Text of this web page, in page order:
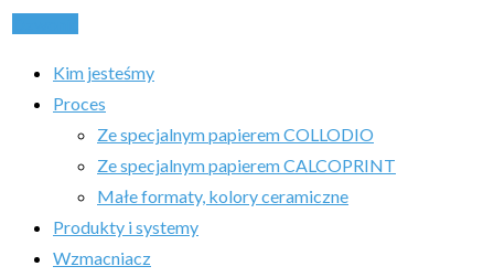
Kim jesteśmy
Proces
Ze specjalnym papierem COLLODIO
Ze specjalnym papierem CALCOPRINT
Małe formaty, kolory ceramiczne
Produkty i systemy
Wzmacniacz